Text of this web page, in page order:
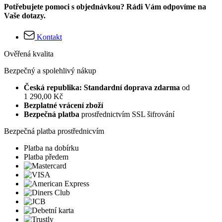
Potřebujete pomoci s objednávkou? Rádi Vám odpovíme na
Vaše dotazy.
Kontakt
Ověřená kvalita
Bezpečný a spolehlivý nákup
Česká republika: Standardní doprava zdarma od
1 290,00 Kč
Bezplatné vrácení zboží
Bezpečná platba prostřednictvím SSL šifrování
Bezpečná platba prostřednicvím
Platba na dobírku
Platba předem